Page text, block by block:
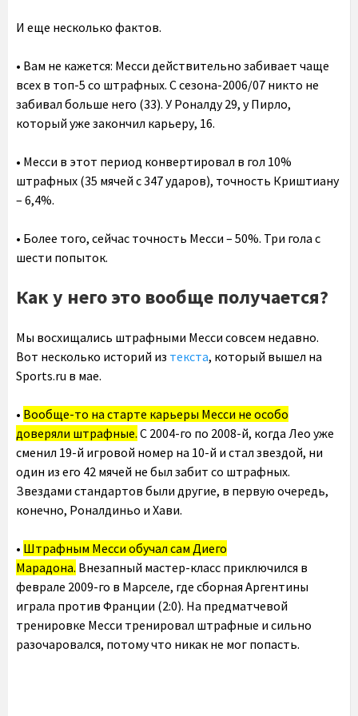
И еще несколько фактов.
• Вам не кажется: Месси действительно забивает чаще
всех в топ-5 со штрафных. С сезона-2006/07 никто не
забивал больше него (33). У Роналду 29, у Пирло,
который уже закончил карьеру, 16.
• Месси в этот период конвертировал в гол 10%
штрафных (35 мячей с 347 ударов), точность Криштиану
– 6,4%.
• Более того, сейчас точность Месси – 50%. Три гола с
шести попыток.
Как у него это вообще получается?
Мы восхищались штрафными Месси совсем недавно.
Вот несколько историй из текста, который вышел на
Sports.ru в мае.
• Вообще-то на старте карьеры Месси не особо
доверяли штрафные. С 2004-го по 2008-й, когда Лео уже
сменил 19-й игровой номер на 10-й и стал звездой, ни
один из его 42 мячей не был забит со штрафных.
Звездами стандартов были другие, в первую очередь,
конечно, Роналдиньо и Хави.
• Штрафным Месси обучал сам Диего
Марадона. Внезапный мастер-класс приключился в
феврале 2009-го в Марселе, где сборная Аргентины
играла против Франции (2:0). На предматчевой
тренировке Месси тренировал штрафные и сильно
разочаровался, потому что никак не мог попасть.